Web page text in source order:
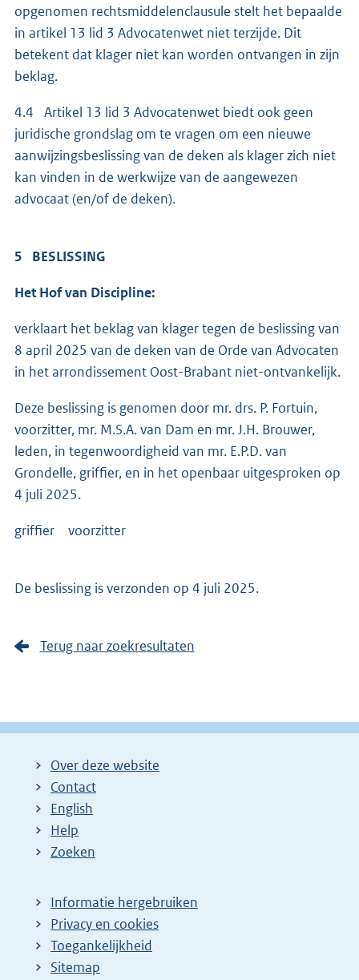
opgenomen rechtsmiddelenclausule stelt het bepaalde
in artikel 13 lid 3 Advocatenwet niet terzijde. Dit
betekent dat klager niet kan worden ontvangen in zijn
beklag.
4.4 Artikel 13 lid 3 Advocatenwet biedt ook geen
juridische grondslag om te vragen om een nieuwe
aanwijzingsbeslissing van de deken als klager zich niet
kan vinden in de werkwijze van de aangewezen
advocaat (en/of de deken).
5 BESLISSING
Het Hof van Discipline:
verklaart het beklag van klager tegen de beslissing van
8 april 2025 van de deken van de Orde van Advocaten
in het arrondissement Oost-Brabant niet-ontvankelijk.
Deze beslissing is genomen door mr. drs. P. Fortuin,
voorzitter, mr. M.S.A. van Dam en mr. J.H. Brouwer,
leden, in tegenwoordigheid van mr. E.P.D. van
Grondelle, griffier, en in het openbaar uitgesproken op
4 juli 2025.
griffier voorzitter
De beslissing is verzonden op 4 juli 2025.
Terug naar zoekresultaten
Over deze website
Contact
English
Help
Zoeken
Informatie hergebruiken
Privacy en cookies
Toegankelijkheid
Sitemap